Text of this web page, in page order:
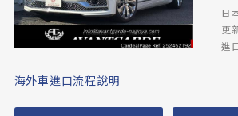
日
更
進
海外車進口流程說明